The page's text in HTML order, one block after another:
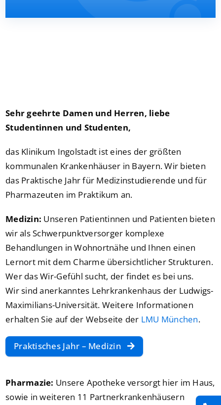
Sehr geehrte Damen und Herren, liebe
Studentinnen und Studenten,
das Klinikum Ingolstadt ist eines der größten
kommunalen Krankenhäuser in Bayern. Wir bieten
das Praktische Jahr für Medizinstudierende und für
Pharmazeuten im Praktikum an.
Medizin: Unseren Patientinnen und Patienten bieten
wir als Schwerpunktversorger komplexe
Behandlungen in Wohnortnähe und Ihnen einen
Lernort mit dem Charme übersichtlicher Strukturen.
Wer das Wir-Gefühl sucht, der findet es bei uns.
Wir sind anerkanntes Lehrkrankenhaus der Ludwigs-
Maximilians-Universität. Weitere Informationen
erhalten Sie auf der Webseite der LMU München.
Praktisches Jahr – Medizin
Pharmazie: Unsere Apotheke versorgt hier im Haus,
sowie in weiteren 11 Partnerkrankenhäusern